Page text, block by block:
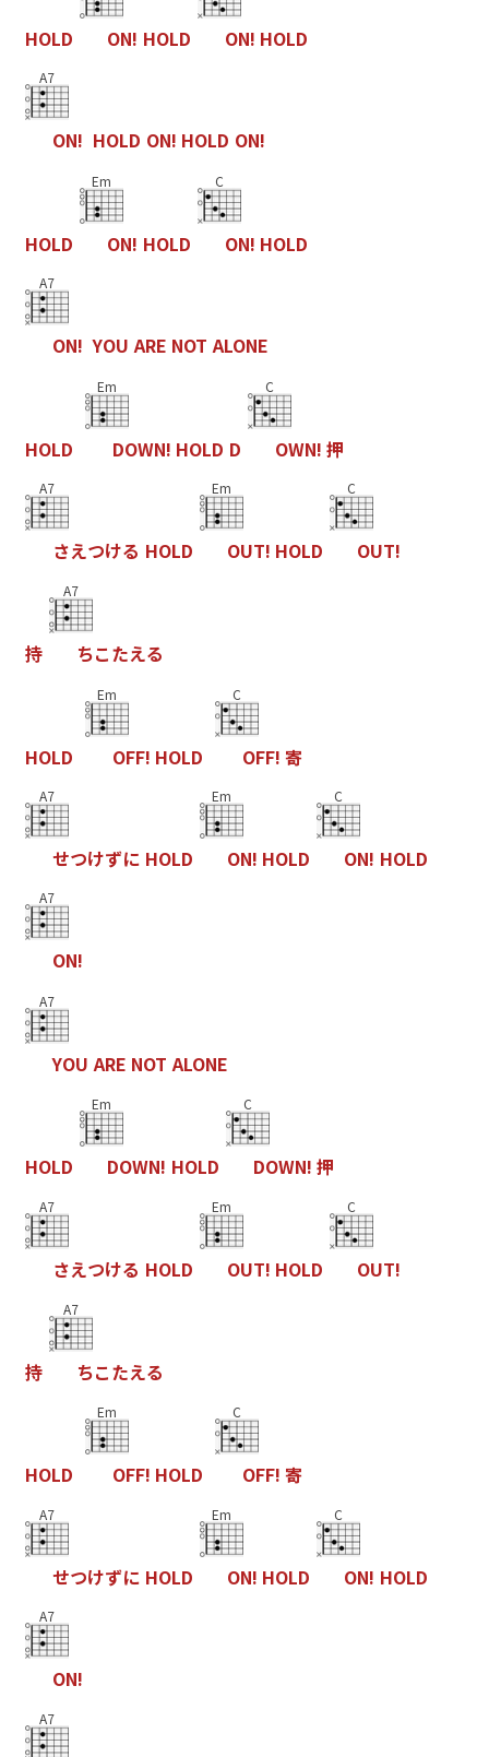
HOLD ON! HOLD ON! HOLD
A7
ON! HOLD ON! HOLD ON!
HOLD
Em
ON! HOLD
C
ON! HOLD
A7
ON! YOU ARE NOT ALONE
HOLD
Em
DOWN! HOLD D
C
OWN! 押
A7
さえつける HOLD
Em
OUT! HOLD
C
OUT!
持
A7
ちこたえる
HOLD
Em
OFF! HOLD
C
OFF! 寄
A7
せつけずに HOLD
Em
ON! HOLD
C
ON! HOLD
A7
ON!
A7
YOU ARE NOT ALONE
HOLD
Em
DOWN! HOLD
C
DOWN! 押
A7
さえつける HOLD
Em
OUT! HOLD
C
OUT!
持
A7
ちこたえる
HOLD
Em
OFF! HOLD
C
OFF! 寄
A7
せつけずに HOLD
Em
ON! HOLD
C
ON! HOLD
A7
ON!
A7